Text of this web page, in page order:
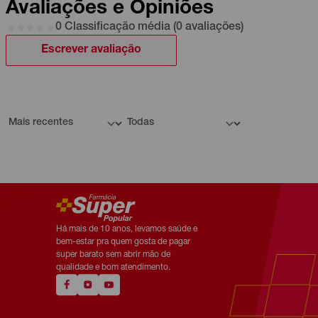
Avaliações e Opiniões
0 Classificação média (0 avaliações)
Escrever avaliação
Há mais de 10 anos, levamos saúde e
bem-estar pra quem gosta de pagar
super barato sem abrir mão de
qualidade e bom atendimento.